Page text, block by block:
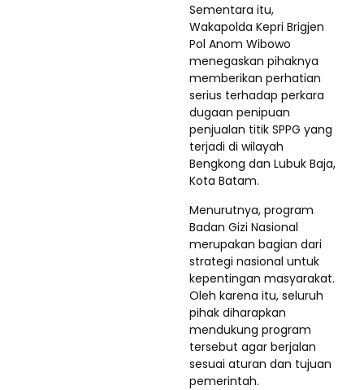
Sementara itu,
Wakapolda Kepri Brigjen
Pol Anom Wibowo
menegaskan pihaknya
memberikan perhatian
serius terhadap perkara
dugaan penipuan
penjualan titik SPPG yang
terjadi di wilayah
Bengkong dan Lubuk Baja,
Kota Batam.
Menurutnya, program
Badan Gizi Nasional
merupakan bagian dari
strategi nasional untuk
kepentingan masyarakat.
Oleh karena itu, seluruh
pihak diharapkan
mendukung program
tersebut agar berjalan
sesuai aturan dan tujuan
pemerintah.